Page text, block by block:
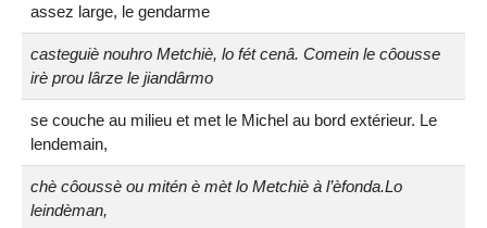
assez large, le gendarme
casteguiè nouhro Metchiè, lo fét cenâ. Comein le côousse
irè prou lârze le jiandârmo
se couche au milieu et met le Michel au bord extérieur. Le
lendemain,
chè côoussè ou mitén è mèt lo Metchiè à l’èfonda.Lo
leindèman,